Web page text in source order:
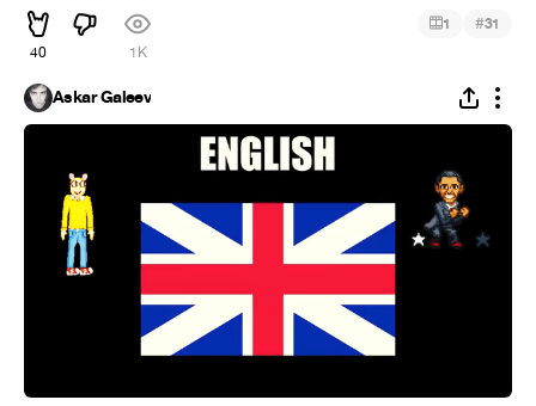
40 1K
1 #31
Askar Galeev